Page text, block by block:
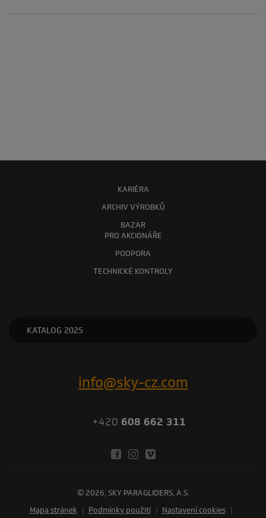
KARIÉRA
ARCHIV VÝROBKŮ
BAZAR
PRO AKCIONÁŘE
PODPORA
TECHNICKÉ KONTROLY
KATALOG 2025
info@sky-cz.com
+420 608 662 311
© 2026, SKY PARAGLIDERS, A.S.
Mapa stránek | Podmínky použití | Nastavení cookies |